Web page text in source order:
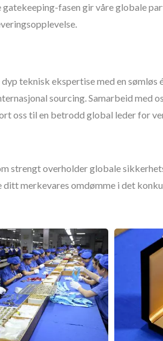
fasen gir våre globale
teknisk ekspertise med en sømløs
sourcing. Samarbeid med
oss til en betrodd global leder for
strengt overholder globale
ditt merkevares omdømme i det